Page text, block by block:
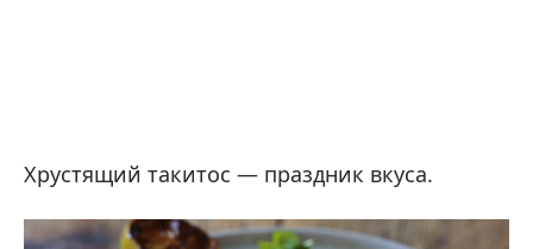
Хрустящий такитос — праздник вкуса.